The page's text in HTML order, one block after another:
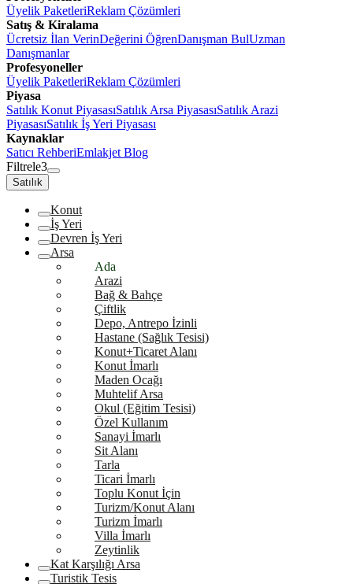
Üyelik PaketleriReklam Çözümleri
Satış & Kiralama
Ücretsiz İlan VerinDeğerini ÖğrenDanışman BulUzman
Danışmanlar
Profesyoneller
Üyelik PaketleriReklam Çözümleri
Piyasa
Satılık Konut PiyasasıSatılık Arsa PiyasasıSatılık Arazi
PiyasasıSatılık İş Yeri Piyasası
Kaynaklar
Satıcı RehberiEmlakjet Blog
Filtrele3
Satılık
Konut
İş Yeri
Devren İş Yeri
Arsa
Ada
Arazi
Bağ & Bahçe
Çiftlik
Depo, Antrepo İzinli
Hastane (Sağlık Tesisi)
Konut+Ticaret Alanı
Konut İmarlı
Maden Ocağı
Muhtelif Arsa
Okul (Eğitim Tesisi)
Özel Kullanım
Sanayi İmarlı
Sit Alanı
Tarla
Ticari İmarlı
Toplu Konut İçin
Turizm/Konut Alanı
Turizm İmarlı
Villa İmarlı
Zeytinlik
Kat Karşılığı Arsa
Turistik Tesis